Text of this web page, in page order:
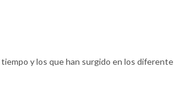
y los que han surgido en los